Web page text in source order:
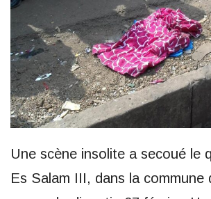
Une scène insolite a secoué le
Es Salam III, dans la commune